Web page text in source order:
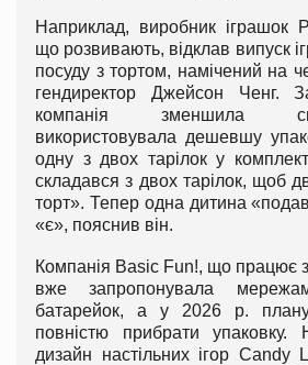
Наприклад, виробник іграшок
що розвивають, відклав випуск
посуду з тортом, намічений на
гендиректор Джейсон Ченг.
компанія зменшила
використовувала дешевшу
одну з двох тарілок у
складався з двох тарілок, щоб
торт». Тепер одна дитина
«є», пояснив він.
Компанія Basic Fun!, що працює
вже запропонувала
батарейок, а у 2026 р.
повністю прибрати упаковку.
дизайн настільних ігор Candy